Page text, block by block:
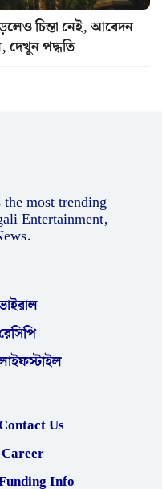
চিন্তা নেই, আবেদন
দেখুন পদ্ধতি
the most trending
Entertainment,
Us
Career
Info